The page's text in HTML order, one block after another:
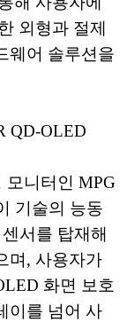
외형과 절제
웨어 솔루션을
QD-OLED
모니터인 MPG
기술의 능동
서를 탑재해
며, 사용자가
화면 보호
이를 넘어 사